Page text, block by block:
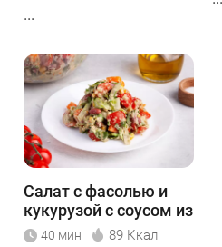
...
Салат с фасолью и
кукурузой с соусом из
авокадо
40 мин 89 Ккал